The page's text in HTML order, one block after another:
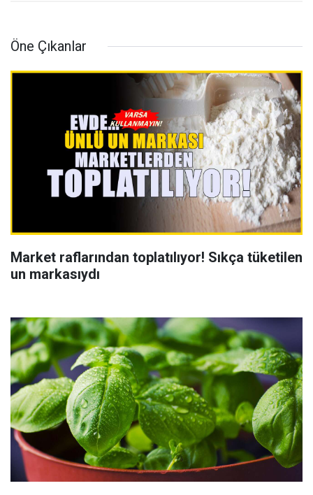
Öne Çıkanlar
Market raflarından toplatılıyor! Sıkça tüketilen
un markasıydı